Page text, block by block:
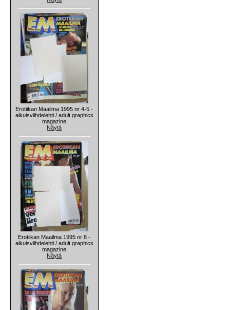
Erotiikan Maailma 1995 nr 4-5 -
aikuisviihdelehti / adult graphics
magazine
Näytä
Erotiikan Maailma 1995 nr 8 -
aikuisviihdelehti / adult graphics
magazine
Näytä